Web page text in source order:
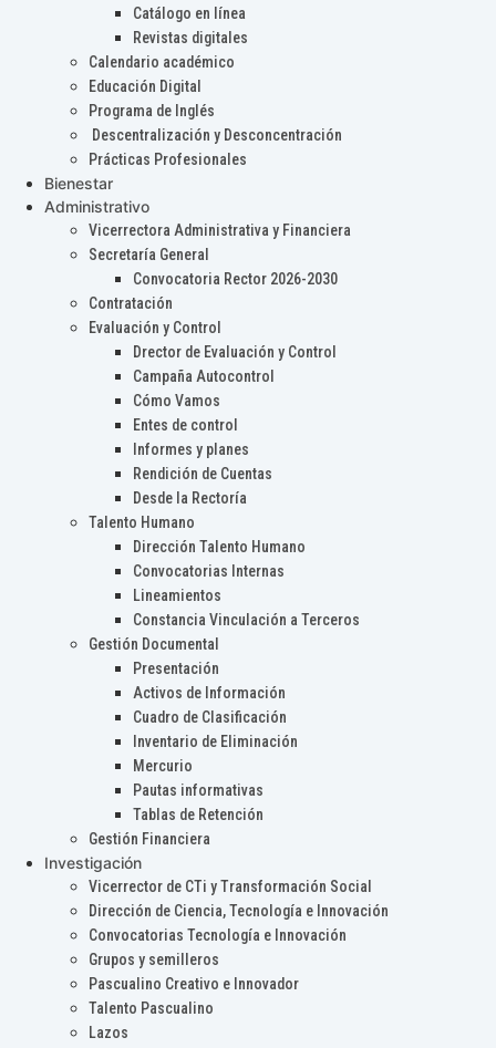
Catálogo en línea
Revistas digitales
Calendario académico
Educación Digital
Programa de Inglés
Descentralización y Desconcentración
Prácticas Profesionales
Bienestar
Administrativo
Vicerrectora Administrativa y Financiera
Secretaría General
Convocatoria Rector 2026-2030
Contratación
Evaluación y Control
Drector de Evaluación y Control
Campaña Autocontrol
Cómo Vamos
Entes de control
Informes y planes
Rendición de Cuentas
Desde la Rectoría
Talento Humano
Dirección Talento Humano
Convocatorias Internas
Lineamientos
Constancia Vinculación a Terceros
Gestión Documental
Presentación
Activos de Información
Cuadro de Clasificación
Inventario de Eliminación
Mercurio
Pautas informativas
Tablas de Retención
Gestión Financiera
Investigación
Vicerrector de CTi y Transformación Social
Dirección de Ciencia, Tecnología e Innovación
Convocatorias Tecnología e Innovación
Grupos y semilleros
Pascualino Creativo e Innovador
Talento Pascualino
Lazos